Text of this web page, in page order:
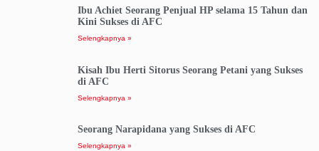
Ibu Achiet Seorang Penjual HP selama 15 Tahun dan
Kini Sukses di AFC
Selengkapnya »
Kisah Ibu Herti Sitorus Seorang Petani yang Sukses
di AFC
Selengkapnya »
Seorang Narapidana yang Sukses di AFC
Selengkapnya »